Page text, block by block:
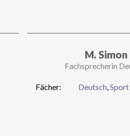
M. Simon
Fachsprecherin
Fächer: Deutsch,Sport